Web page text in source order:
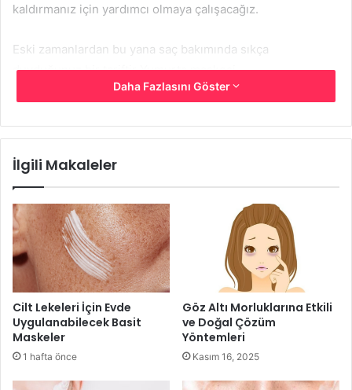
kaldırmanız için yardımcı olmaya çalışacağız.
Eski zamanlardan bu yana saç bakımında sıkça
duyduğunuz bir tariftir Yumurta maskesi.
uygulamanız halinde kısa süre içinde saçlarınızın
düzenli olarak uygulamanız halinde kısa sürede tüm bu
nedenleri ortadan kaldıracak olan Yumurta maskelerinde
kullanılan malzemeleri ölçüleri dışında kullanmamaya özen
gösterin.
Daha Fazlasını Göster
İlgili Makaleler
Cilt Lekeleri İçin Evde
Uygulanabilecek Basit
Maskeler
1 hafta önce
Göz Altı Morluklarına Etkili
ve Doğal Çözüm
Yöntemleri
Kasım 16, 2025